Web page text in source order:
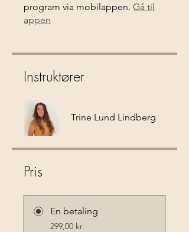
program via mobilappen. Gå til
appen
Instruktører
Trine Lund Lindberg
Pris
En betaling
299,00 kr.